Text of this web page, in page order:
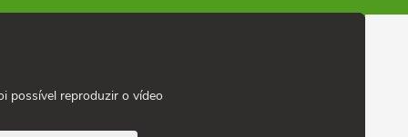
possível reproduzir o vídeo